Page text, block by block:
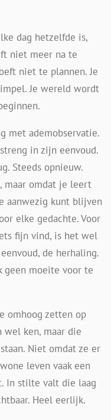
dag hetzelfde is,
niet meer na te
niet te plannen. Je
Je wereld wordt
met ademobservatie.
in zijn eenvoud.
Steeds opnieuw.
maar omdat je leert
aanwezig kunt blijven
elke gedachte. Voor
fijn vind, is het wel
de herhaling.
geen moeite voor te
omhoog zetten op
ken, maar die
Niet omdat ze er
leven vaak een
In stilte valt die laag
Heel eerlijk.